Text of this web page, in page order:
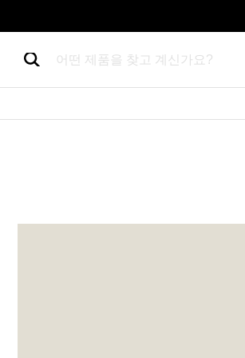
어떤 제품을 찾고 계신가요?